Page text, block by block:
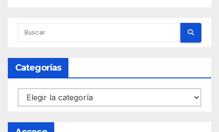
Categorías
Categorías